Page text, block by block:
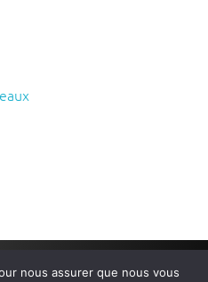
Tous droits réservés – Réalisé
nous assurer que nous vous